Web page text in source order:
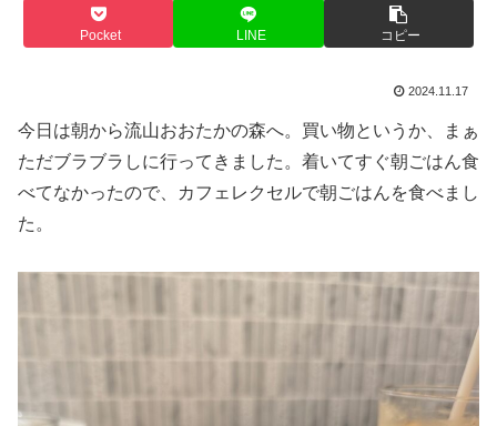
Pocket LINE コピー
2024.11.17
今日は朝から流山おおたかの森へ。買い物というか、まぁ
ただブラブラしに行ってきました。着いてすぐ朝ごはん食
べてなかったので、カフェレクセルで朝ごはんを食べまし
た。